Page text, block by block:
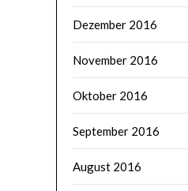
Dezember 2016
November 2016
Oktober 2016
September 2016
August 2016